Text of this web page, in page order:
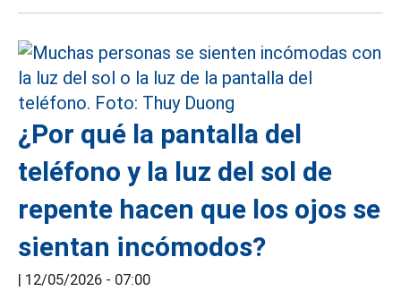
¿Por qué la pantalla del
teléfono y la luz del sol de
repente hacen que los ojos se
sientan incómodos?
| 12/05/2026 - 07:00